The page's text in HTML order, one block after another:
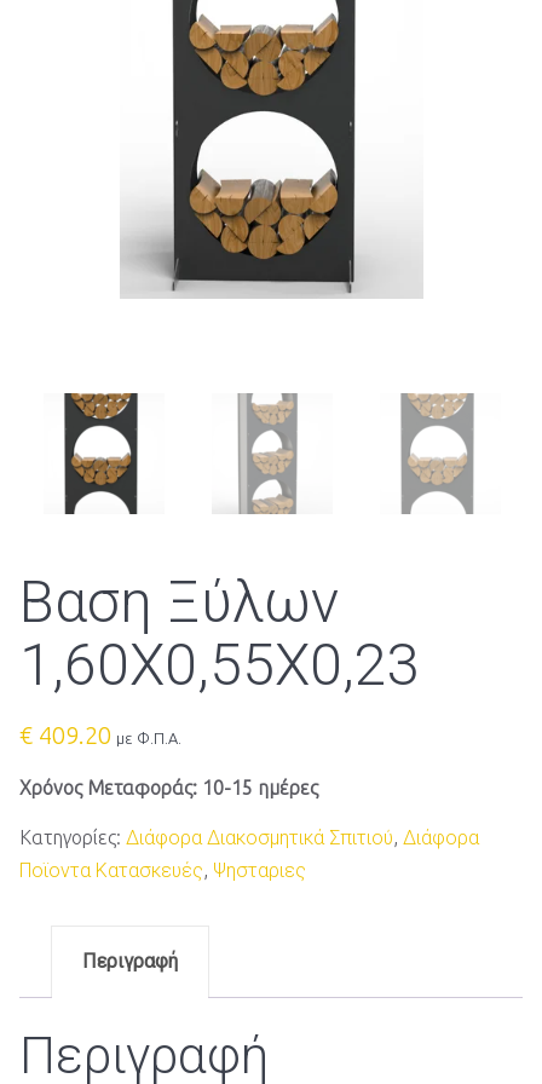
Βαση Ξύλων
1,60Χ0,55Χ0,23
€ 409.20 με Φ.Π.Α.
Χρόνος Μεταφοράς: 10-15 ημέρες
Κατηγορίες: Διάφορα Διακοσμητικά Σπιτιού Διάφορα
Ποϊοντα Κατασκευές Ψησταριες
Περιγραφή
Περιγραφή